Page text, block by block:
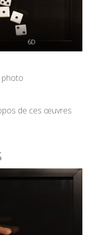
6D
photo
de ces œuvres